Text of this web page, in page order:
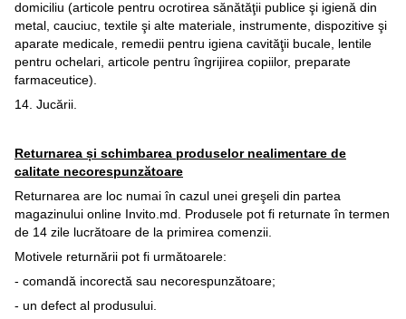
domiciliu (articole pentru ocrotirea sănătăţii publice şi igienă din
metal, cauciuc, textile şi alte materiale, instrumente, dispozitive şi
aparate medicale, remedii pentru igiena cavităţii bucale, lentile
pentru ochelari, articole pentru îngrijirea copiilor, preparate
farmaceutice).
14. Jucării.
Returnarea și schimbarea produselor nealimentare de
calitate necorespunzătoare
Returnarea are loc numai în cazul unei greşeli din partea
magazinului online Invito.md. Produsele pot fi returnate în termen
de 14 zile lucrătoare de la primirea comenzii.
Motivele returnării pot fi următoarele:
- comandă incorectă sau necorespunzătoare;
- un defect al produsului.